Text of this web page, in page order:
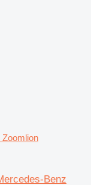
Zoomlion
Benz